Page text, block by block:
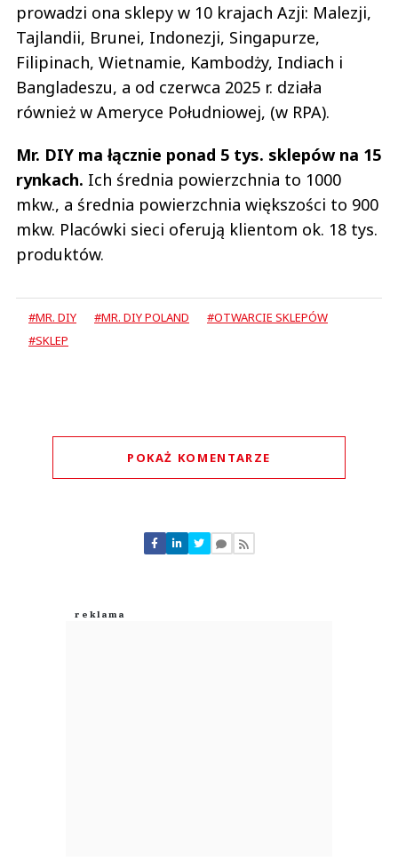
prowadzi ona sklepy w 10 krajach Azji: Malezji,
Tajlandii, Brunei, Indonezji, Singapurze,
Filipinach, Wietnamie, Kambodży, Indiach i
Bangladeszu, a od czerwca 2025 r. działa
również w Ameryce Południowej, (w RPA).
Mr. DIY ma łącznie ponad 5 tys. sklepów na 15
rynkach. Ich średnia powierzchnia to 1000
mkw., a średnia powierzchnia większości to 900
mkw. Placówki sieci oferują klientom ok. 18 tys.
produktów.
#MR. DIY #MR. DIY POLAND
#OTWARCIE SKLEPÓW
#SKLEP
POKAŻ KOMENTARZE
Nie znaleziono komentarzy
Zostaw swoje komentarze